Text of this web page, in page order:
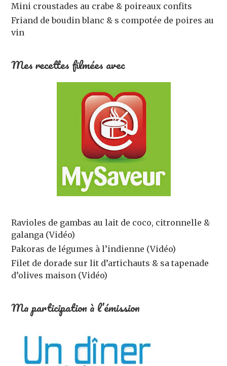
Mini croustades au crabe & poireaux confits
Friand de boudin blanc & s compotée de poires au
vin
Mes recettes filmées avec
Ravioles de gambas au lait de coco, citronnelle &
galanga (Vidéo)
Pakoras de légumes à l’indienne (Vidéo)
Filet de dorade sur lit d’artichauts & sa tapenade
d’olives maison (Vidéo)
Ma participation à l’émission